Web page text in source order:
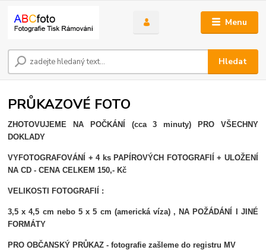
Menu
Hledat
PRŮKAZOVÉ FOTO
ZHOTOVUJEME NA POČKÁNÍ (cca 3 minuty) PRO VŠECHNY
DOKLADY
VYFOTOGRAFOVÁNÍ + 4 ks PAPÍROVÝCH FOTOGRAFIÍ + ULOŽENÍ
NA CD - CENA CELKEM 150,- Kč
VELIKOSTI FOTOGRAFIÍ :
3,5 x 4,5 cm nebo 5 x 5 cm (americká víza) , NA POŽÁDÁNÍ I JINÉ
FORMÁTY
PRO OBČANSKÝ PRŮKAZ - fotografie zašleme do registru MV